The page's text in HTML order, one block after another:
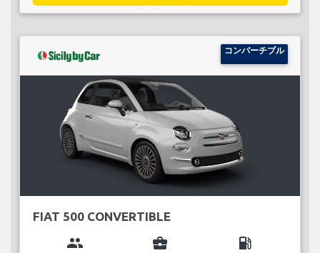
コンバーチブル
FIAT 500 CONVERTIBLE
group business_center local_gas_station